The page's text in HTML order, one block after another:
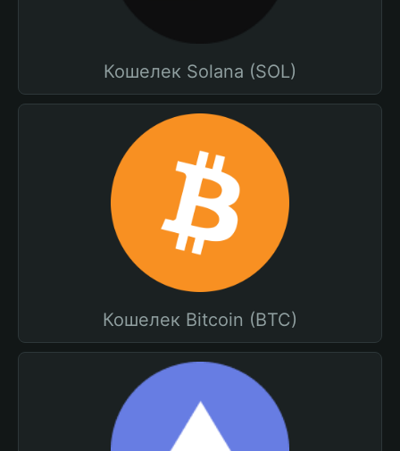
Кошелек Solana (SOL)
Кошелек Bitcoin (BTC)